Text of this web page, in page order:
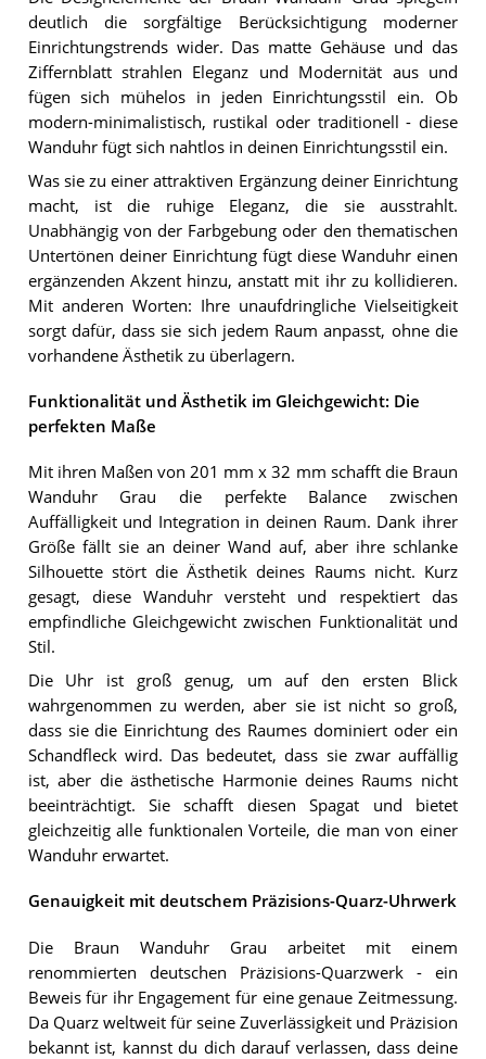
deutlich die sorgfältige Berücksichtigung moderner
Einrichtungstrends wider. Das matte Gehäuse und das
Ziffernblatt strahlen Eleganz und Modernität aus und
fügen sich mühelos in jeden Einrichtungsstil ein. Ob
modern-minimalistisch, rustikal oder traditionell - diese
Wanduhr fügt sich nahtlos in deinen Einrichtungsstil ein.
Was sie zu einer attraktiven Ergänzung deiner Einrichtung
macht, ist die ruhige Eleganz, die sie ausstrahlt.
Unabhängig von der Farbgebung oder den thematischen
Untertönen deiner Einrichtung fügt diese Wanduhr einen
ergänzenden Akzent hinzu, anstatt mit ihr zu kollidieren.
Mit anderen Worten: Ihre unaufdringliche Vielseitigkeit
sorgt dafür, dass sie sich jedem Raum anpasst, ohne die
vorhandene Ästhetik zu überlagern.
Funktionalität und Ästhetik im Gleichgewicht: Die
perfekten Maße
Mit ihren Maßen von 201 mm x 32 mm schafft die Braun
Wanduhr Grau die perfekte Balance zwischen
Auffälligkeit und Integration in deinen Raum. Dank ihrer
Größe fällt sie an deiner Wand auf, aber ihre schlanke
Silhouette stört die Ästhetik deines Raums nicht. Kurz
gesagt, diese Wanduhr versteht und respektiert das
empfindliche Gleichgewicht zwischen Funktionalität und
Stil.
Die Uhr ist groß genug, um auf den ersten Blick
wahrgenommen zu werden, aber sie ist nicht so groß,
dass sie die Einrichtung des Raumes dominiert oder ein
Schandfleck wird. Das bedeutet, dass sie zwar auffällig
ist, aber die ästhetische Harmonie deines Raums nicht
beeinträchtigt. Sie schafft diesen Spagat und bietet
gleichzeitig alle funktionalen Vorteile, die man von einer
Wanduhr erwartet.
Genauigkeit mit deutschem Präzisions-Quarz-Uhrwerk
Die Braun Wanduhr Grau arbeitet mit einem
renommierten deutschen Präzisions-Quarzwerk - ein
Beweis für ihr Engagement für eine genaue Zeitmessung.
Da Quarz weltweit für seine Zuverlässigkeit und Präzision
bekannt ist, kannst du dich darauf verlassen, dass deine